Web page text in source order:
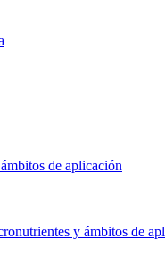
de aplicación
y ámbitos de